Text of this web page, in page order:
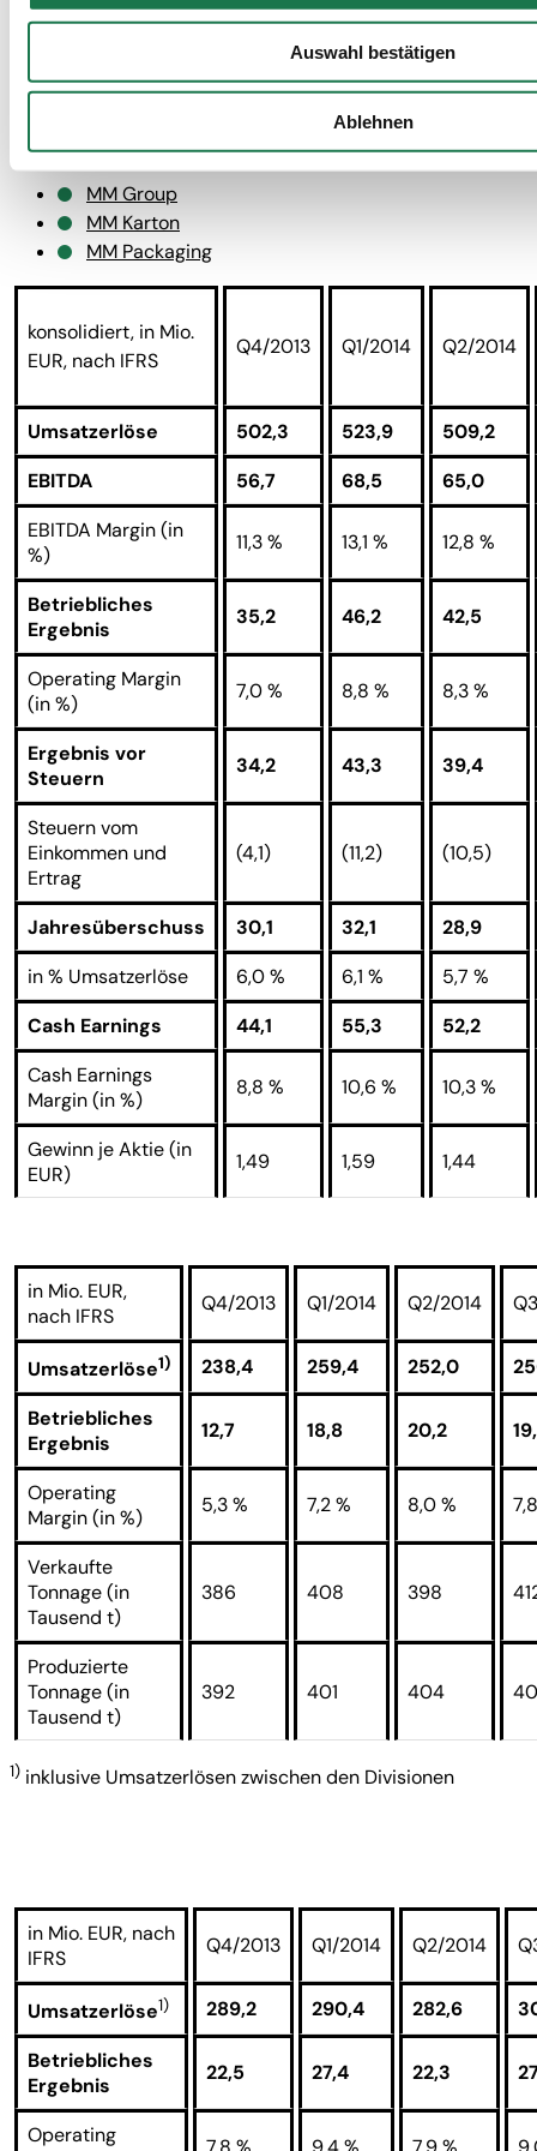
Auswahl bestätigen
Ablehnen
8,9 %.
MM Group
MM Karton
MM Packaging
konsolidiert, in Mio.
EUR, nach IFRS
Q4/2013 Q1/2014 Q2/2014
Umsatzerlöse 502,3 523,9
509,2
EBITDA
56,7 68,5
65,0
EBITDA Margin (in
%)
11,3 % 13,1 % 12,8 %
Betriebliches
Ergebnis
35,2 46,2 42,5
Operating Margin
(in %)
7,0 % 8,8 % 8,3 %
Ergebnis vor
Steuern
34,2 43,3 39,4
Steuern vom
Einkommen und
Ertrag
(4,1) (11,2) (10,5)
Jahresüberschuss 30,1 32,1
28,9
in % Umsatzerlöse
6,0 % 6,1 %
5,7 %
Cash Earnings
44,1 55,3
52,2
Cash Earnings
Margin (in %)
8,8 % 10,6 % 10,3 %
Gewinn je Aktie (in
EUR)
1,49 1,59 1,44
in Mio. EUR,
nach IFRS
Q4/2013 Q1/2014 Q2/2014
Umsatzerlöse1) 238,4 259,4 252,0
Betriebliches
Ergebnis
12,7 18,8 20,2
Operating
Margin (in %)
5,3 % 7,2 % 8,0 %
Verkaufte
Tonnage (in
Tausend t)
386 408 398
Produzierte
Tonnage (in
Tausend t)
392 401 404
1) inklusive Umsatzerlösen zwischen den Divisionen
in Mio. EUR, nach
IFRS
Q4/2013 Q1/2014 Q2/2014
Umsatzerlöse1) 289,2 290,4 282,6
Betriebliches
Ergebnis
22,5 27,4 22,3
Operating